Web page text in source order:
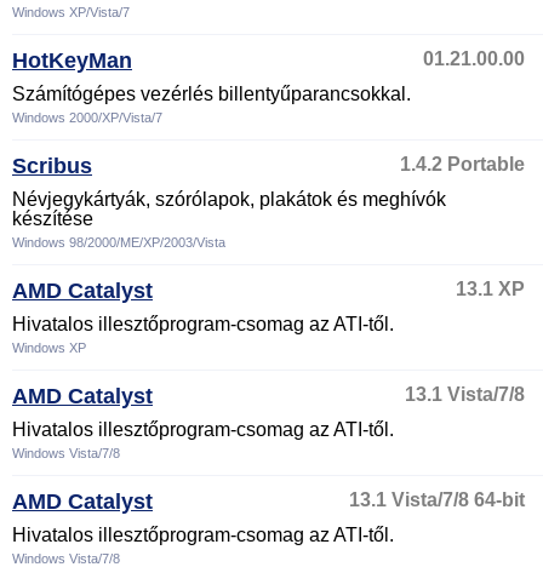
Windows XP/Vista/7
HotKeyMan
01.21.00.00
Számítógépes vezérlés billentyűparancsokkal.
Windows 2000/XP/Vista/7
Scribus
1.4.2 Portable
Névjegykártyák, szórólapok, plakátok és meghívók
készítése
Windows 98/2000/ME/XP/2003/Vista
AMD Catalyst
13.1 XP
Hivatalos illesztőprogram-csomag az ATI-től.
Windows XP
AMD Catalyst
13.1 Vista/7/8
Hivatalos illesztőprogram-csomag az ATI-től.
Windows Vista/7/8
AMD Catalyst
13.1 Vista/7/8 64-bit
Hivatalos illesztőprogram-csomag az ATI-től.
Windows Vista/7/8